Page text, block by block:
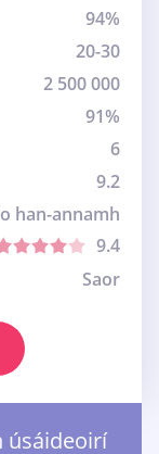
94%
20-30
2 500 000
91%
6
9.2
han-annamh
9.4
Saor
úsáideoirí